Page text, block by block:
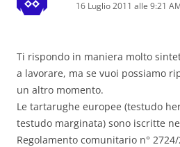
16 Luglio 2011 alle 9:21
Ti rispondo in maniera molto
a lavorare, ma se vuoi possiamo
un altro momento.
Le tartarughe europee (testudo
testudo marginata) sono iscritte
Regolamento comunitario n°